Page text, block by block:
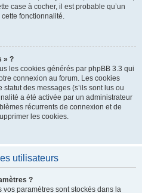
case à cocher, il est probable qu’un
fonctionnalité.
» ?
les cookies générés par phpBB 3.3 qui
connexion au forum. Les cookies
des messages (s’ils sont lus ou
a été activée par un administrateur
récurrents de connexion et de
les cookies.
utilisateurs
?
paramètres sont stockés dans la